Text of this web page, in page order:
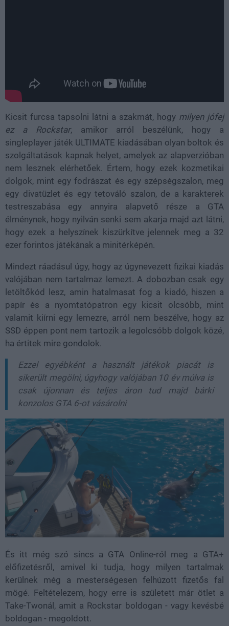
Kicsit furcsa tapsolni látni a szakmát, hogy milyen jófej
ez a Rockstar, amikor arról beszélünk, hogy a
singleplayer játék ULTIMATE kiadásában olyan boltok és
szolgáltatások kapnak helyet, amelyek az alapverzióban
nem lesznek elérhetőek. Értem, hogy ezek kozmetikai
dolgok, mint egy fodrászat és egy szépségszalon, meg
egy divatüzlet és egy tetováló szalon, de a karakterek
testreszabása egy annyira alapvető része a GTA
élménynek, hogy nyilván senki sem akarja majd azt látni,
hogy ezek a helyszínek kiszürkítve jelennek meg a 32
ezer forintos játékának a minitérképén.
Mindezt ráadásul úgy, hogy az úgynevezett fizikai kiadás
valójában nem tartalmaz lemezt. A dobozban csak egy
letöltőkód lesz, amin hatalmasat fog a kiadó, hiszen a
papír és a nyomtatópatron egy kicsit olcsóbb, mint
valamit kiírni egy lemezre, arról nem beszélve, hogy az
SSD éppen pont nem tartozik a legolcsóbb dolgok közé,
ha értitek mire gondolok.
Ezzel egyébként a használt játékok piacát is
sikerült megölni, úgyhogy valójában 10 év múlva is
csak újonnan és teljes áron tud majd bárki
konzolos GTA 6-ot vásárolni
És itt még szó sincs a GTA Online-ról meg a GTA+
előfizetésről, amivel ki tudja, hogy milyen tartalmak
kerülnek még a mesterségesen felhúzott fizetős fal
mögé. Feltételezem, hogy erre is született már ötlet a
Take-Twonál, amit a Rockstar boldogan - vagy kevésbé
boldogan - megoldott.